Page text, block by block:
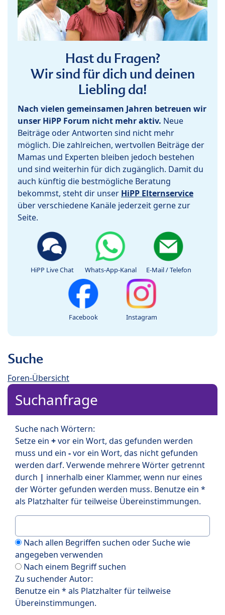
Hast du Fragen?
Wir sind für dich und deinen
Liebling da!
Nach vielen gemeinsamen Jahren betreuen wir
unser HiPP Forum nicht mehr aktiv. Neue
Beiträge oder Antworten sind nicht mehr
möglich. Die zahlreichen, wertvollen Beiträge der
Mamas und Experten bleiben jedoch bestehen
und sind weiterhin für dich zugänglich. Damit du
auch künftig die bestmögliche Beratung
bekommst, steht dir unser HiPP Elternservice
über verschiedene Kanäle jederzeit gerne zur
Seite.
HiPP Live Chat Whats-App-Kanal E-Mail / Telefon
Facebook Instagram
Suche
Foren-Übersicht
Suchanfrage
Suche nach Wörtern:
Setze ein +vor ein Wort, das gefunden werden
muss und ein -vor ein Wort, das nicht gefunden
werden darf. Verwende mehrere Wörter getrennt
durch | innerhalb einer Klammer, wenn nur eines
der Wörter gefunden werden muss. Benutze ein *
als Platzhalter für teilweise Übereinstimmungen.
Nach allen Begriffen suchen oder Suche wie
angegeben verwenden
Nach einem Begriff suchen
Zu suchender Autor:
Benutze ein * als Platzhalter für teilweise
Übereinstimmungen.